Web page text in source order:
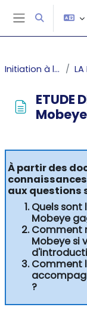
Passer au contenu
Panneau
Activer/
Initiation à l'entrepreneuriat
ETUDE
Mobeye
À partir des
aux questions
Quels sont
Mobeye
Comment
Mobeye si
Comment
?